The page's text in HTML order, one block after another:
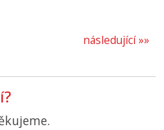
následující »»